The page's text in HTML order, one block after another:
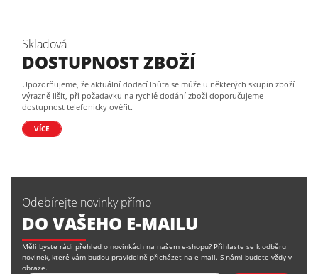
Skladová
DOSTUPNOST ZBOŽÍ
Upozorňujeme, že aktuální dodací lhůta se může u některých skupin zboží
výrazně lišit, při požadavku na rychlé dodání zboží doporučujeme
dostupnost telefonicky ověřit.
VÍCE
Odebírejte novinky přímo
DO VAŠEHO E-MAILU
Měli byste rádi přehled o novinkách na našem e-shopu? Přihlaste se k odběru
novinek, které vám budou pravidelně přicházet na e-mail. S námi budete vždy v
obraze.